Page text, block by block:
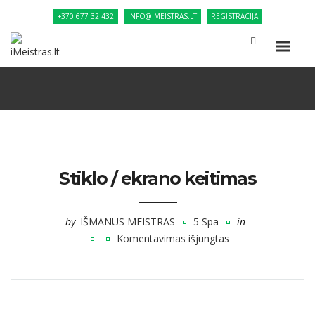
+370 677 32 432 INFO@IMEISTRAS.LT REGISTRACIJA
Stiklo / ekrano keitimas
by IŠMANUS MEISTRAS 5 Spa
in
Komentavimas išjungtas